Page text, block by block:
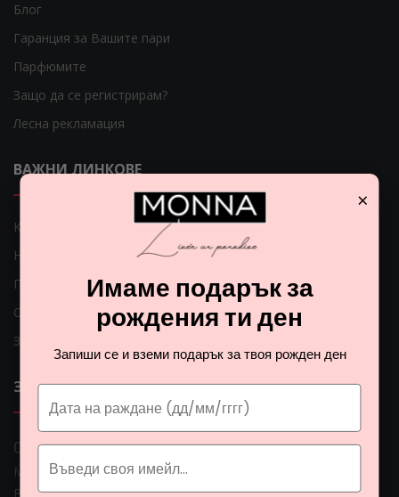
Блог
Гаранция за Вашите пари
Парфюмите
Защо да се регистрирам?
Лесна рекламация
ВАЖНИ ЛИНКОВЕ
Как мога да платя?
Начини на доставка
Проблеми с доставката
Общи условия
Защита на личните данни
ЗА НАС
0 888 0 66662
Монна Интернешънъл ЕООД, ЕИК: BG206774951
Раб. време: Пoн - Пет 09:00ч. - 18:00ч.
×
Имаме подарък за
рождения ти ден
Запиши се и вземи подарък за твоя рожден ден